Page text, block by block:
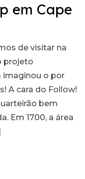
em Cape
de visitar na
projeto
imaginou o por
A cara do Follow!
bem
Em 1700, a área